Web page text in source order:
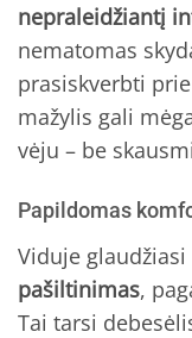
nepraleidžiantį
nematomas
prasiskverbti
mažylis gali
vėju – be
Papildomas
Viduje glaudžiasi
pašiltinimas,
Tai tarsi